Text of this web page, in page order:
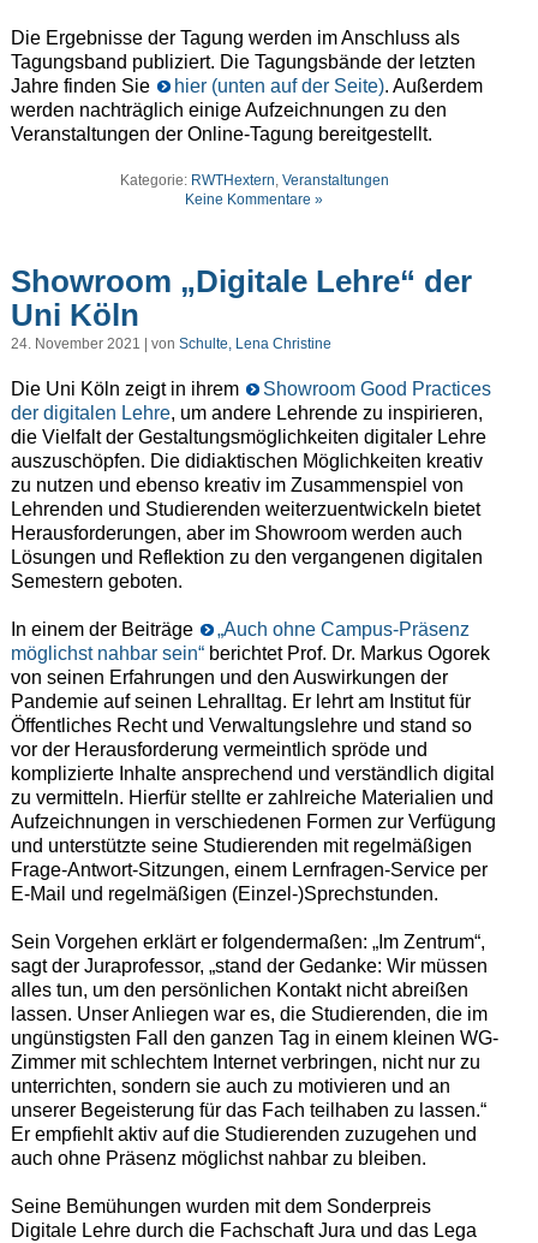
Die Ergebnisse der Tagung werden im Anschluss als
Tagungsband publiziert. Die Tagungsbände der letzten
Jahre finden Sie
hier (unten auf der Seite). Außerdem
werden nachträglich einige Aufzeichnungen zu den
Veranstaltungen der Online-Tagung bereitgestellt.
Kategorie: RWTHextern, Veranstaltungen
Keine Kommentare »
Showroom „Digitale Lehre“ der
Uni Köln
24. November 2021 | von Schulte, Lena Christine
Die Uni Köln zeigt in ihrem
Showroom Good Practices
der digitalen Lehre, um andere Lehrende zu inspirieren,
die Vielfalt der Gestaltungsmöglichkeiten digitaler Lehre
auszuschöpfen. Die didiaktischen Möglichkeiten kreativ
zu nutzen und ebenso kreativ im Zusammenspiel von
Lehrenden und Studierenden weiterzuentwickeln bietet
Herausforderungen, aber im Showroom werden auch
Lösungen und Reflektion zu den vergangenen digitalen
Semestern geboten.
In einem der Beiträge
„Auch ohne Campus-Präsenz
möglichst nahbar sein“berichtet Prof. Dr. Markus Ogorek
von seinen Erfahrungen und den Auswirkungen der
Pandemie auf seinen Lehralltag. Er lehrt am Institut für
Öffentliches Recht und Verwaltungslehre und stand so
vor der Herausforderung vermeintlich spröde und
komplizierte Inhalte ansprechend und verständlich digital
zu vermitteln. Hierfür stellte er zahlreiche Materialien und
Aufzeichnungen in verschiedenen Formen zur Verfügung
und unterstützte seine Studierenden mit regelmäßigen
Frage-Antwort-Sitzungen, einem Lernfragen-Service per
E-Mail und regelmäßigen (Einzel-)Sprechstunden.
Sein Vorgehen erklärt er folgendermaßen: „Im Zentrum“,
sagt der Juraprofessor, „stand der Gedanke: Wir müssen
alles tun, um den persönlichen Kontakt nicht abreißen
lassen. Unser Anliegen war es, die Studierenden, die im
ungünstigsten Fall den ganzen Tag in einem kleinen WG-
Zimmer mit schlechtem Internet verbringen, nicht nur zu
unterrichten, sondern sie auch zu motivieren und an
unserer Begeisterung für das Fach teilhaben zu lassen.“
Er empfiehlt aktiv auf die Studierenden zuzugehen und
auch ohne Präsenz möglichst nahbar zu bleiben.
Seine Bemühungen wurden mit dem Sonderpreis
Digitale Lehre durch die Fachschaft Jura und das Lega